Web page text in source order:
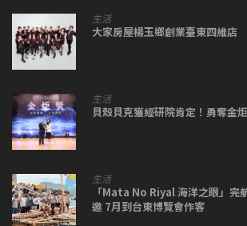
生活
大家房屋楊玉鄉創業臺東四維
生活
貝殼貝克獲經研院肯定！勇奪金
生活
「Mata No Riyal 海洋之眼」完
邀 7月到台東博覽會作客